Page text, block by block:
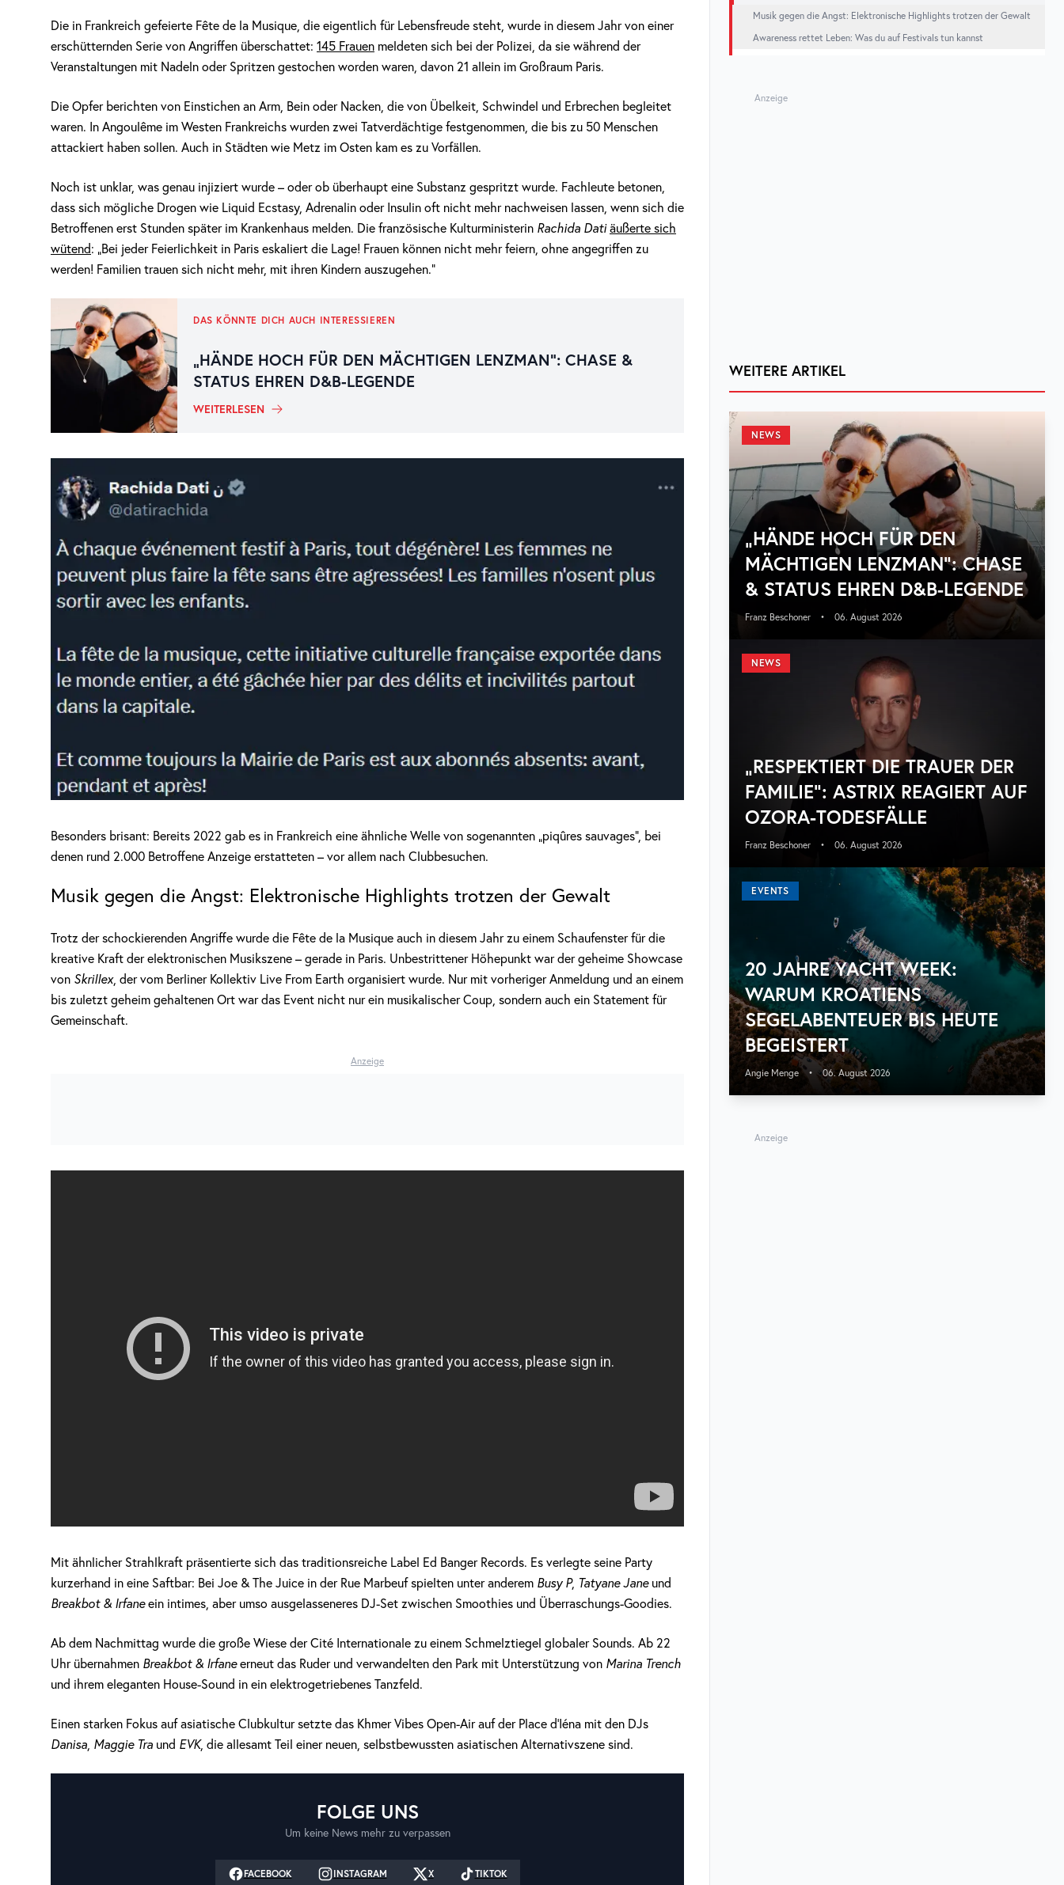
Die in Frankreich gefeierte Fête de la Musique, die eigentlich für Lebensfreude steht, wurde in diesem Jahr von einer
erschütternden Serie von Angriffen überschattet: 145 Frauen meldeten sich bei der Polizei, da sie während der
Veranstaltungen mit Nadeln oder Spritzen gestochen worden waren, davon 21 allein im Großraum Paris.
Die Opfer berichten von Einstichen an Arm, Bein oder Nacken, die von Übelkeit, Schwindel und Erbrechen begleitet
waren. In Angoulême im Westen Frankreichs wurden zwei Tatverdächtige festgenommen, die bis zu 50 Menschen
attackiert haben sollen. Auch in Städten wie Metz im Osten kam es zu Vorfällen.
Noch ist unklar, was genau injiziert wurde – oder ob überhaupt eine Substanz gespritzt wurde. Fachleute betonen,
dass sich mögliche Drogen wie Liquid Ecstasy, Adrenalin oder Insulin oft nicht mehr nachweisen lassen, wenn sich die
Betroffenen erst Stunden später im Krankenhaus melden. Die französische Kulturministerin Rachida Dati äußerte sich
wütend: „Bei jeder Feierlichkeit in Paris eskaliert die Lage! Frauen können nicht mehr feiern, ohne angegriffen zu
werden! Familien trauen sich nicht mehr, mit ihren Kindern auszugehen.“
DAS KÖNNTE DICH AUCH INTERESSIEREN
„HÄNDE HOCH FÜR DEN MÄCHTIGEN LENZMAN“: CHASE &
STATUS EHREN D&B-LEGENDE
WEITERLESEN
Besonders brisant: Bereits 2022 gab es in Frankreich eine ähnliche Welle von sogenannten „piqûres sauvages”, bei
denen rund 2.000 Betroffene Anzeige erstatteten – vor allem nach Clubbesuchen.
Musik gegen die Angst: Elektronische Highlights trotzen der Gewalt
Trotz der schockierenden Angriffe wurde die Fête de la Musique auch in diesem Jahr zu einem Schaufenster für die
kreative Kraft der elektronischen Musikszene – gerade in Paris. Unbestrittener Höhepunkt war der geheime Showcase
von Skrillex, der vom Berliner Kollektiv Live From Earth organisiert wurde. Nur mit vorheriger Anmeldung und an einem
bis zuletzt geheim gehaltenen Ort war das Event nicht nur ein musikalischer Coup, sondern auch ein Statement für
Gemeinschaft.
Anzeige
Mit ähnlicher Strahlkraft präsentierte sich das traditionsreiche Label Ed Banger Records. Es verlegte seine Party
kurzerhand in eine Saftbar: Bei Joe & The Juice in der Rue Marbeuf spielten unter anderem Busy P, Tatyane Janeund
Breakbot & Irfaneein intimes, aber umso ausgelasseneres DJ-Set zwischen Smoothies und Überraschungs-Goodies.
Ab dem Nachmittag wurde die große Wiese der Cité Internationale zu einem Schmelztiegel globaler Sounds. Ab 22
Uhr übernahmen Breakbot & Irfaneerneut das Ruder und verwandelten den Park mit Unterstützung von Marina Trench
und ihrem eleganten House-Sound in ein elektrogetriebenes Tanzfeld.
Einen starken Fokus auf asiatische Clubkultur setzte das Khmer Vibes Open-Air auf der Place d’Iéna mit den DJs
Danisa, Maggie Tra und EVK, die allesamt Teil einer neuen, selbstbewussten asiatischen Alternativszene sind.
FOLGE UNS
Um keine News mehr zu verpassen
FACEBOOK INSTAGRAM X TIKTOK
Musik gegen die Angst: Elektronische Highlights trotzen der Gewalt
Awareness rettet Leben: Was du auf Festivals tun kannst
Anzeige
WEITERE ARTIKEL
NEWS
„HÄNDE HOCH FÜR DEN
MÄCHTIGEN LENZMAN“: CHASE
& STATUS EHREN D&B-LEGENDE
Franz Beschoner • 06. August 2026
NEWS
„RESPEKTIERT DIE TRAUER DER
FAMILIE“: ASTRIX REAGIERT AUF
OZORA-TODESFÄLLE
Franz Beschoner • 06. August 2026
EVENTS
20 JAHRE YACHT WEEK:
WARUM KROATIENS
SEGELABENTEUER BIS HEUTE
BEGEISTERT
Angie Menge • 06. August 2026
Anzeige